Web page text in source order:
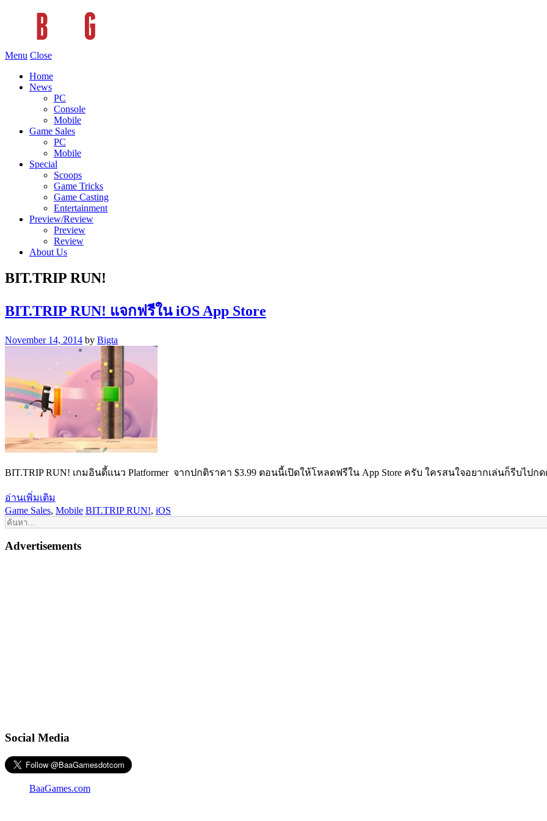
Menu Close
Home
News
PC
Console
Mobile
Game Sales
PC
Mobile
Special
Scoops
Game Tricks
Game Casting
Entertainment
Preview/Review
Preview
Review
About Us
BIT.TRIP RUN!
BIT.TRIP RUN! แจกฟรีใน iOS App Store
November 14, 2014 by Bigta
BIT.TRIP RUN! เกมอินดี้แนว Platformer จากปกติราคา $3.99 ตอนนี้เปิดให้โหลดฟรีใน App Store ครับ ใครสนใจอยากเล่นก็รีบไปก
อ่านเพิ่มเติม
Game Sales, Mobile BIT.TRIP RUN!, iOS
Advertisements
Social Media
BaaGames.com